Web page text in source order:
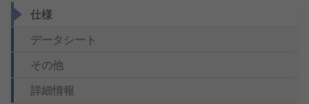
仕様
データシート
その他
詳細情報